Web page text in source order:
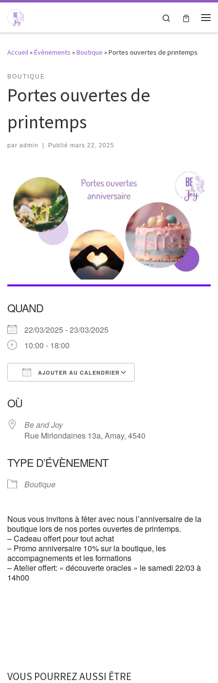
Passer au contenu
Search
Accueil»Évènements »Boutique »Portes ouvertes de printemps
BOUTIQUE
Portes ouvertes de
printemps
par admin | Publié mars 22, 2025
QUAND
22/03/2025 - 23/03/2025
10:00 - 18:00
AJOUTER AU CALENDRIER
OÙ
Be and Joy
Rue Mirlondaines 13a, Amay, 4540
TYPE D’ÉVÈNEMENT
Boutique
Nous vous invitons à fêter avec nous l’anniversaire de la
boutique lors de nos portes ouvertes de printemps.
– Cadeau offert pour tout achat
– Promo anniversaire 10% sur la boutique, les
accompagnements et les formations
– Atelier offert: « découverte oracles » le samedi 22/03 à
14h00
VOUS POURREZ AUSSI ÊTRE